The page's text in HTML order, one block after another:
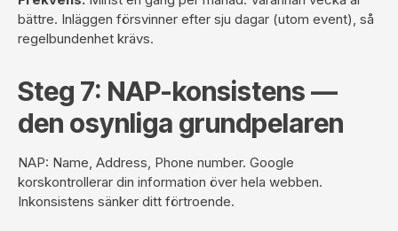
bättre. Inläggen försvinner efter sju dagar (utom event), så
regelbundenhet krävs.
Steg 7: NAP-konsistens —
den osynliga grundpelaren
NAP: Name, Address, Phone number. Google
korskontrollerar din information över hela webben.
Inkonsistens sänker ditt förtroende.